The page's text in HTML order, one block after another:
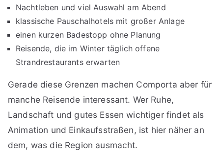
Nachtleben und viel Auswahl am Abend
klassische Pauschalhotels mit großer Anlage
einen kurzen Badestopp ohne Planung
Reisende, die im Winter täglich offene
Strandrestaurants erwarten
Gerade diese Grenzen machen Comporta aber für
manche Reisende interessant. Wer Ruhe,
Landschaft und gutes Essen wichtiger findet als
Animation und Einkaufsstraßen, ist hier näher an
dem, was die Region ausmacht.